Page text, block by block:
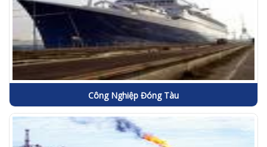
Công Nghiệp Đóng Tàu